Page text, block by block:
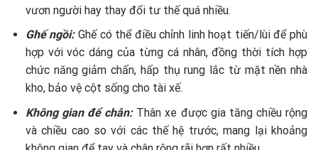
vươn người hay thay đổi tư thế quá nhiều.
Ghế ngồi:Ghế có thể điều chỉnh linh hoạt tiến/lùi để phù
hợp với vóc dáng của từng cá nhân, đồng thời tích hợp
chức năng giảm chấn, hấp thụ rung lắc từ mặt nền nhà
kho, bảo vệ cột sống cho tài xế.
Không gian để chân: Thân xe được gia tăng chiều rộng
và chiều cao so với các thế hệ trước, mang lại khoảng